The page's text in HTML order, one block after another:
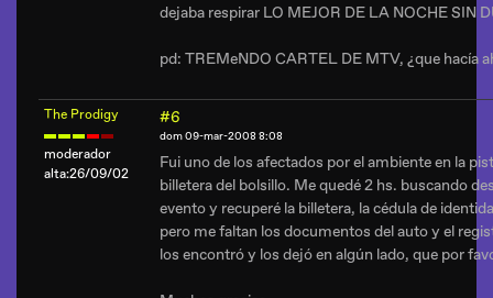
dejaba respirar LO MEJOR DE LA NOCHE SIN
pd: TREMeNDO CARTEL DE MTV, ¿que hacía
The Prodigy
moderador
alta:26/09/02
#6
dom 09-mar-2008 8:08
Fui uno de los afectados por el ambiente en la
billetera del bolsillo. Me quedé 2 hs. buscando
evento y recuperé la billetera, la cédula de
pero me faltan los documentos del auto y el
los encontró y los dejó en algún lado, que por